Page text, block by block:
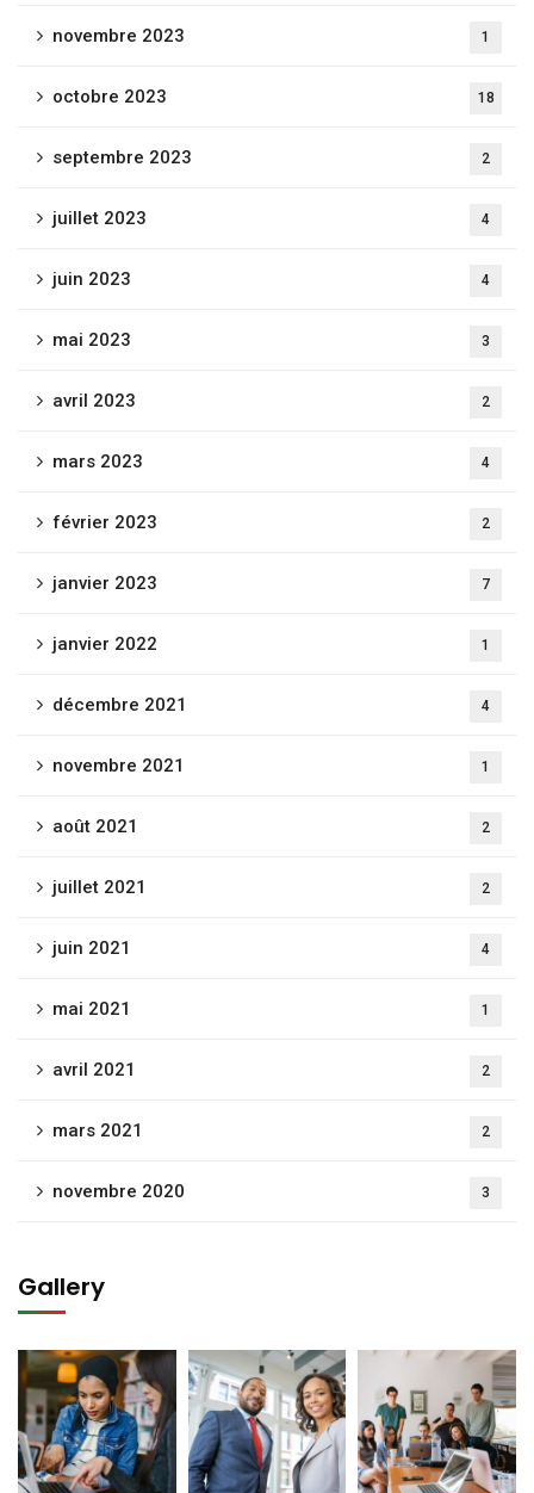
novembre 2023 1
octobre 2023 18
septembre 2023 2
juillet 2023 4
juin 2023 4
mai 2023 3
avril 2023 2
mars 2023 4
février 2023 2
janvier 2023 7
janvier 2022 1
décembre 2021 4
novembre 2021 1
août 2021 2
juillet 2021 2
juin 2021 4
mai 2021 1
avril 2021 2
mars 2021 2
novembre 2020 3
Gallery